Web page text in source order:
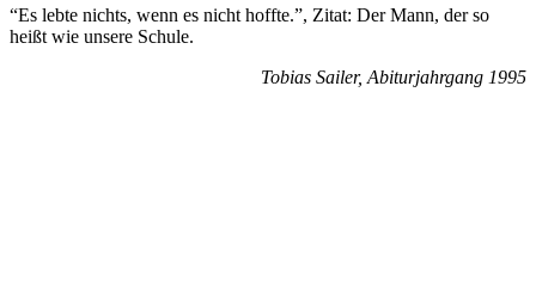
“Es lebte nichts, wenn es nicht hoffte.”, Zitat: Der Mann, der so
heißt wie unsere Schule.
Tobias Sailer, Abiturjahrgang 1995